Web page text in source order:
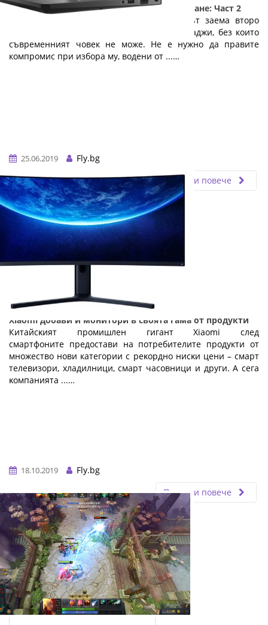
5 причини да изберете лаптоп на изплащане: Част 2
Веднага след мобилния телефон, лаптопът заема второ
място в класацията на технологичните джаджи, без които
съвременният човек не може. Не е нужно да правите
компромис при избора му, водени от ...…
25.06.2019
Fly.bg
Прочети повече
Хіаоmі добави и монитори в своята гама от продукти
Китaйcĸият пpoмишлeн гигaнт Хіаоmі след
смартфоните предостави на потребителите продукти от
множество нови категории c peĸopднo ниcĸи цeни – cмapт
тeлeвизopи, xлaдилници, cмapт чacoвници и дpyги. A ceгa
ĸoмпaниятa ...…
18.10.2019
Fly.bg
Прочети повече